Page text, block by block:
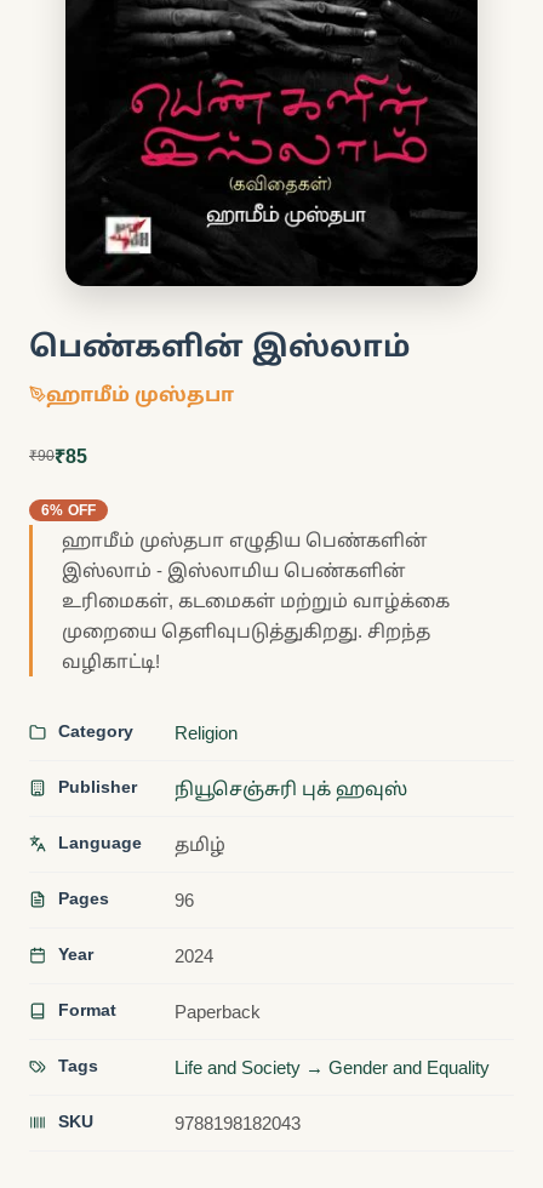
பெண்களின் இஸ்லாம்
ஹாமீம் முஸ்தபா
₹90₹85
6% OFF
ஹாமீம் முஸ்தபா எழுதிய பெண்களின்
இஸ்லாம் - இஸ்லாமிய பெண்களின்
உரிமைகள், கடமைகள் மற்றும் வாழ்க்கை
முறையை தெளிவுபடுத்துகிறது. சிறந்த
வழிகாட்டி!
Category Religion
Publisher நியூசெஞ்சுரி புக் ஹவுஸ்
Language தமிழ்
Pages 96
Year 2024
Format Paperback
Tags Life and Society → Gender and Equality
SKU 9788198182043